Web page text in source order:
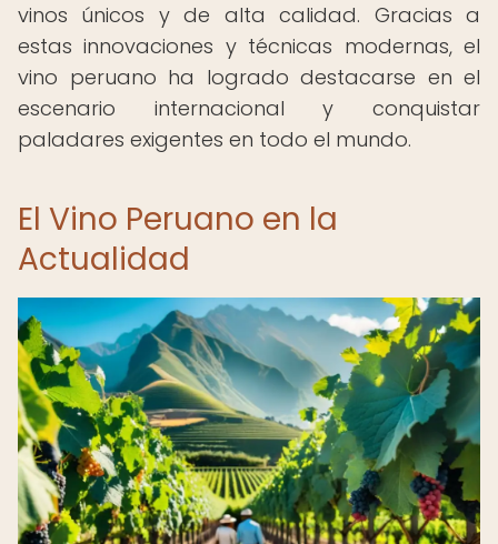
vinos únicos y de alta calidad. Gracias a
estas innovaciones y técnicas modernas, el
vino peruano ha logrado destacarse en el
escenario internacional y conquistar
paladares exigentes en todo el mundo.
El Vino Peruano en la
Actualidad